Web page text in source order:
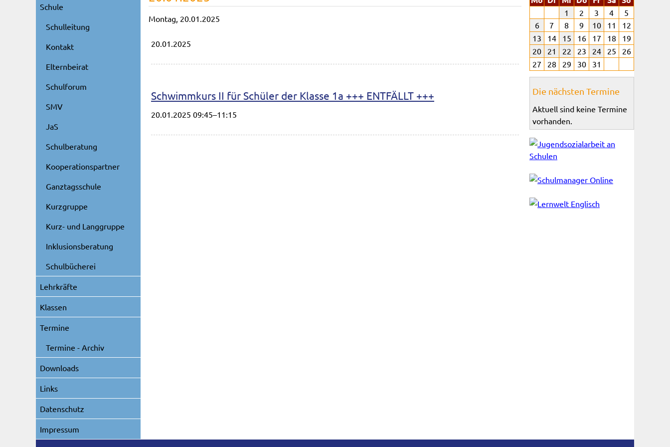
Montag, 20.01.2025
20.01.2025
Schwimmkurs II für Schüler der Klasse 1a +++ ENTFÄLLT +++
20.01.2025 09:45–11:15
Schule
Schulleitung
Kontakt
Elternbeirat
Schulforum
SMV
JaS
Schulberatung
Kooperationspartner
Ganztagsschule
Kurzgruppe
Kurz- und Langgruppe
Inklusionsberatung
Schulbücherei
Lehrkräfte
Klassen
Termine
Termine - Archiv
Downloads
Links
Datenschutz
Impressum
1 2 3 4
5
6
7 8 9 10 11
12
13
14 15 16 17 18
19
20
21 22 23 24 25
26
27
28 29 30 31
Die nächsten Termine
Aktuell sind keine Termine
vorhanden.